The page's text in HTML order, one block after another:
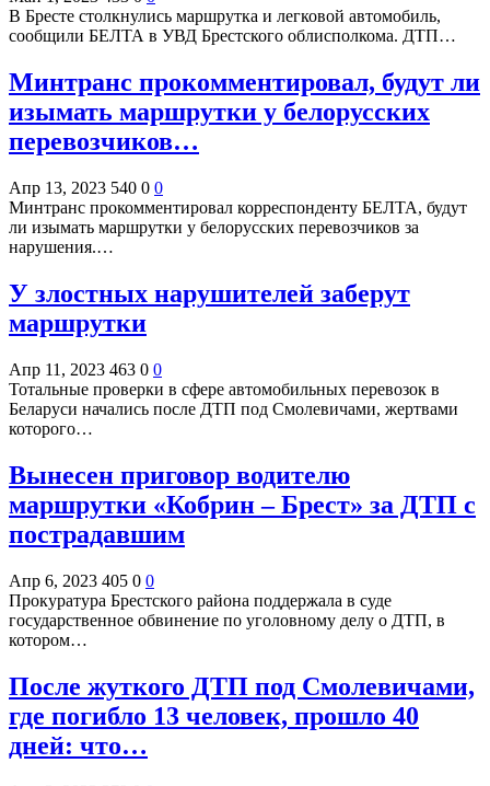
В Бресте столкнулись маршрутка и легковой автомобиль,
сообщили БЕЛТА в УВД Брестского облисполкома. ДТП…
Минтранс прокомментировал, будут ли
изымать маршрутки у белорусских
перевозчиков…
Апр 13, 2023 540 0 0
Минтранс прокомментировал корреспонденту БЕЛТА, будут
ли изымать маршрутки у белорусских перевозчиков за
нарушения.…
У злостных нарушителей заберут
маршрутки
Апр 11, 2023 463 0 0
Тотальные проверки в сфере автомобильных перевозок в
Беларуси начались после ДТП под Смолевичами, жертвами
которого…
Вынесен приговор водителю
маршрутки «Кобрин – Брест» за ДТП с
пострадавшим
Апр 6, 2023 405 0 0
Прокуратура Брестского района поддержала в суде
государственное обвинение по уголовному делу о ДТП, в
котором…
После жуткого ДТП под Смолевичами,
где погибло 13 человек, прошло 40
дней: что…